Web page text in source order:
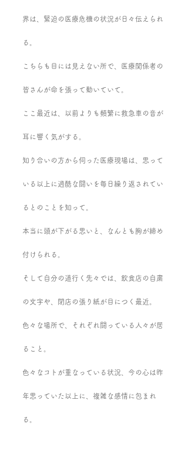
界は、緊迫の医療危機の状況が日々伝えられ
る。
こちらも目には見えない所で、医療関係者の
皆さんが命を張って動いていて。
ここ最近は、以前よりも頻繁に救急車の音が
耳に響く気がする。
知り合いの方から伺った医療現場は、思って
いる以上に過酷な闘いを毎日繰り返されてい
るとのことを知って。
本当に頭が下がる思いと、なんとも胸が締め
付けられる。
そして自分の道行く先々では、飲食店の自粛
の文字や、閉店の張り紙が目につく最近。
色々な場所で、それぞれ闘っている人々が居
ること。
色々なコトが重なっている状況、今の心は昨
年思っていた以上に、複雑な感情に包まれ
る。